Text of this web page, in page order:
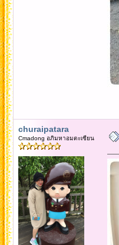
churaipatara
Cmadong อภิมหาอมตะเซียน